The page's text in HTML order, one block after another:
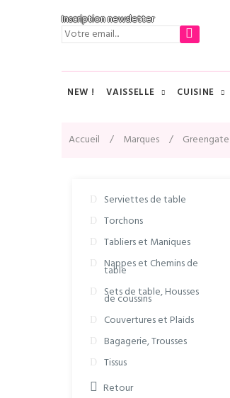
Inscription newsletter
NEW ! VAISSELLE CUISINE
Accueil Marques Greengate
Serviettes de table
Torchons
Tabliers et Maniques
Nappes et Chemins de
table
Sets de table, Housses
de coussins
Couvertures et Plaids
Bagagerie, Trousses
Tissus
Retour